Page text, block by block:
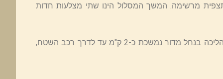
מרשימה. המשך המסלול הינו שתי מצלעות חדות
ציר החשמל הינו עמודי מתח גבוה שנע מערב מזרח, ומוביל לנחל מדור. ההליכה בנחל מדור נמשכת כ-2 ק"מ עד לדרך רכב השטח,